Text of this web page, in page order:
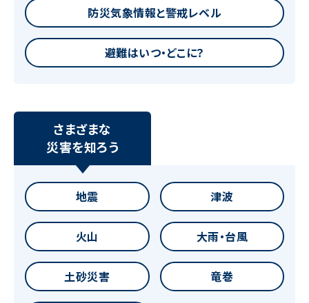
防災気象情報と警戒レベル
避難はいつ・どこに？
さまざまな
災害を知ろう
地震 津波
火山 大雨・台風
土砂災害 竜巻